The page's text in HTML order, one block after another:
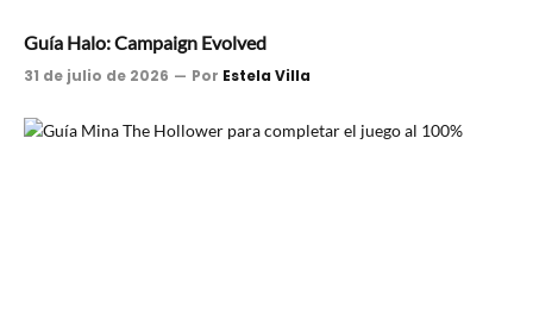
Guía Halo: Campaign Evolved
31 de julio de 2026 Por Estela Villa